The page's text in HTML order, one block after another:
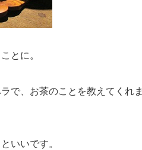
とに。
で、お茶のことを教えてくれま
いいです。